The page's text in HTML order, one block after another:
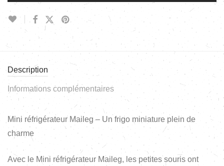
Description
Informations complémentaires
Mini réfrigérateur Maileg – Un frigo miniature plein de
charme
Avec le Mini réfrigérateur Maileg, les petites souris ont